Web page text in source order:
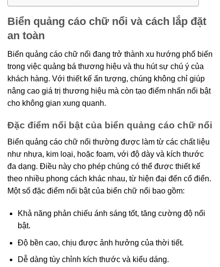
Biển quảng cáo chữ nổi và cách lắp đặt
an toàn
Biển quảng cáo chữ nổi đang trở thành xu hướng phổ biến
trong việc quảng bá thương hiệu và thu hút sự chú ý của
khách hàng. Với thiết kế ấn tượng, chúng không chỉ giúp
nâng cao giá trị thương hiệu mà còn tạo điểm nhấn nổi bật
cho không gian xung quanh.
Đặc điểm nổi bật của biển quảng cáo chữ nổi
Biển quảng cáo chữ nổi thường được làm từ các chất liệu
như nhựa, kim loại, hoặc foam, với độ dày và kích thước
đa dạng. Điều này cho phép chúng có thể được thiết kế
theo nhiều phong cách khác nhau, từ hiện đại đến cổ điển.
Một số đặc điểm nổi bật của biển chữ nổi bao gồm:
Khả năng phản chiếu ánh sáng tốt, tăng cường độ nổi
bật.
Độ bền cao, chịu được ảnh hưởng của thời tiết.
Dễ dàng tùy chỉnh kích thước và kiểu dáng.